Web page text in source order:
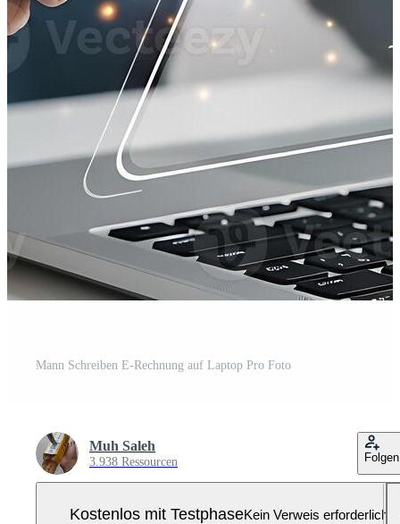
Mann Schreiben E-Rechnung auf Laptop Pro Foto
Muh Saleh
3.938 Ressourcen Folgen
Kostenlos mit TestphaseKein Verweis erforderlich